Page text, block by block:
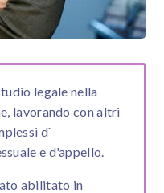
legale nella
lavorando con altri
d`
e d'appello.
abilitato in